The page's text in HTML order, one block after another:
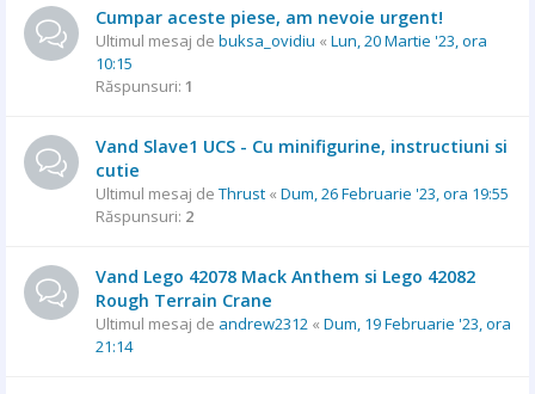
Cumpar aceste piese, am nevoie urgent!
Ultimul mesaj de buksa_ovidiu « Lun, 20 Martie '23, ora
10:15
Răspunsuri: 1
Vand Slave1 UCS - Cu minifigurine, instructiuni si
cutie
Ultimul mesaj de Thrust « Dum, 26 Februarie '23, ora 19:55
Răspunsuri: 2
Vand Lego 42078 Mack Anthem si Lego 42082
Rough Terrain Crane
Ultimul mesaj de andrew2312 « Dum, 19 Februarie '23, ora
21:14